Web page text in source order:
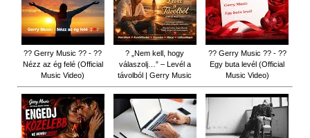
?? Gerry Music ?? - ??
Nézz az ég felé (Official
Music Video)
? „Nem kell, hogy
válaszolj…” – Levél a
távolból | Gerry Music
?? Gerry Music ?? - ??
Egy buta levél (Official
Music Video)